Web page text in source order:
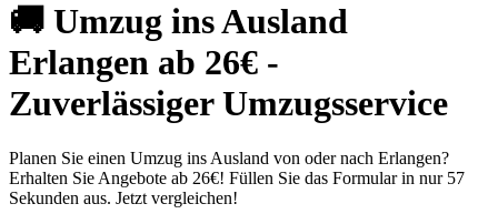
🚚 Umzug ins Ausland
Erlangen ab 26€ -
Zuverlässiger Umzugsservice
Planen Sie einen Umzug ins Ausland von oder nach Erlangen?
Erhalten Sie Angebote ab 26€! Füllen Sie das Formular in nur 57
Sekunden aus. Jetzt vergleichen!